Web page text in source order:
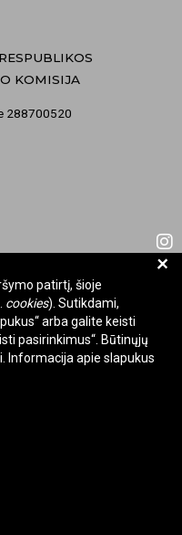
KOMISIJA
288700520
Visos teisės saugomos.
+
patirtį, šioje
cookies). Sutikdami,
arba galite keisti
pasirinkimus“. Būtinųjų
Informacija apie slapukus